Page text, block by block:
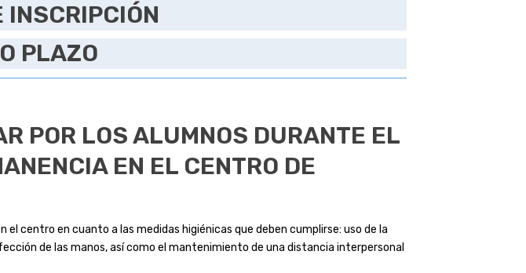
INSCRIPCIÓN
PLAZO
POR LOS ALUMNOS DURANTE EL
EN EL CENTRO DE
el centro en cuanto a las medidas higiénicas que deben cumplirse: uso de la
de las manos, así como el mantenimiento de una distancia interpersonal